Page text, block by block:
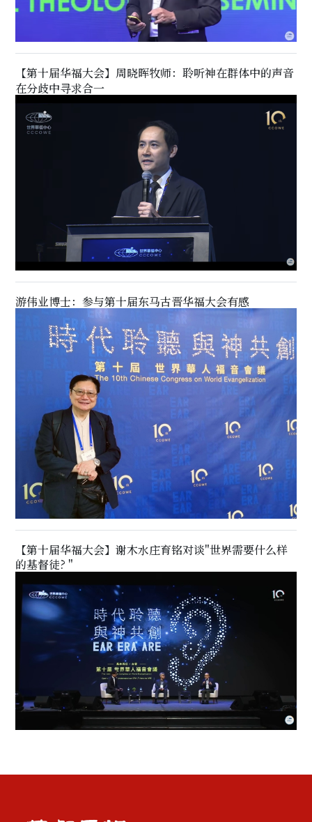
【第十届华福大会】周晓晖牧师：聆听神在群体中的声音
在分歧中寻求合一
游伟业博士：参与第十届东马古晋华福大会有感
【第十届华福大会】谢木水庄育铭对谈"世界需要什么样
的基督徒? "